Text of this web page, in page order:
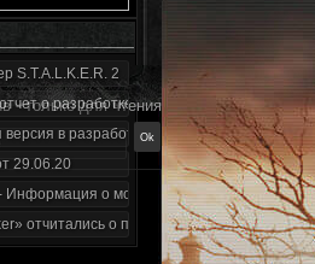
S.T.A.L.K.E.R. 2
о разработке!
в разработке!
29.06.20
Информация о моде за июнь 2020
отчитались о проделанной работе
- только для чтения